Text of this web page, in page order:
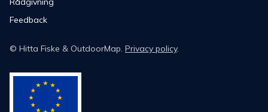
Feedback
© Hitta Fiske & OutdoorMap. Privacy policy.